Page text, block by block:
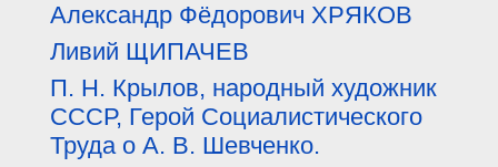
Александр Фёдорович ХРЯКОВ
Ливий ЩИПАЧЕВ
П. Н. Крылов, народный художник
СССР, Герой Социалистического
Труда о А. В. Шевченко.